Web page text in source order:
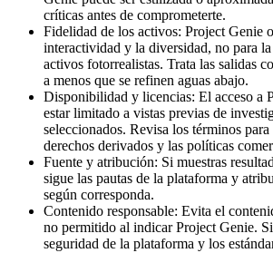
críticas antes de comprometerte.
Fidelidad de los activos: Project Genie
interactividad y la diversidad, no para
activos fotorrealistas. Trata las salidas
a menos que se refinen aguas abajo.
Disponibilidad y licencias: El acceso a
estar limitado a vistas previas de
seleccionados. Revisa los términos
derechos derivados y las políticas
Fuente y atribución: Si muestras
sigue las pautas de la plataforma y
según corresponda.
Contenido responsable: Evita el
no permitido al indicar Project Genie.
seguridad de la plataforma y los